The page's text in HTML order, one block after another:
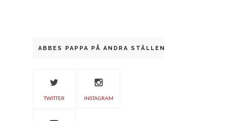
ABBES PAPPA PÅ ANDRA STÄLLEN
TWITTER INSTAGRAM